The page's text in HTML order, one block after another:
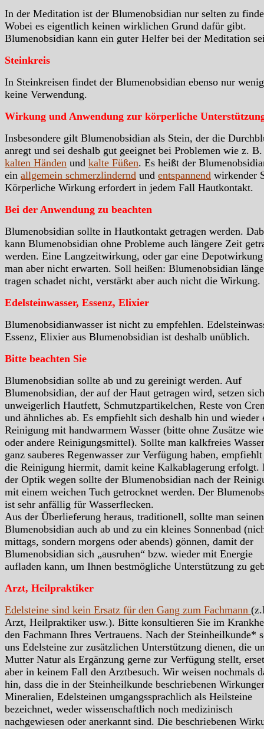
In der Meditation ist der Blumenobsidian nur selten zu
Wobei es eigentlich keinen wirklichen Grund dafür gibt.
Blumenobsidian kann ein guter Helfer bei der Meditation
Steinkreis
In Steinkreisen findet der Blumenobsidian ebenso nur
keine Verwendung.
Wirkung und Anwendung zur körperliche
Insbesondere gilt Blumenobsidian als Stein, der die
anregt und sei deshalb gut geeignet bei Problemen wie z. B.
kalten Händen und kalte Füßen. Es heißt der
ein allgemein schmerzlindernd und entspannend wirkender
Körperliche Wirkung erfordert in jedem Fall Hautkontakt.
Bei der Anwendung zu beachten
Blumenobsidian sollte in Hautkontakt getragen werden.
kann Blumenobsidian ohne Probleme auch längere Zeit
werden. Eine Langzeitwirkung, oder gar eine
man aber nicht erwarten. Soll heißen: Blumenobsidian
tragen schadet nicht, verstärkt aber auch nicht die Wirkung.
Edelsteinwasser, Essenz, Elixier
Blumenobsidianwasser ist nicht zu empfehlen.
Essenz, Elixier aus Blumenobsidian ist deshalb unüblich.
Bitte beachten Sie
Blumenobsidian sollte ab und zu gereinigt werden. Auf
Blumenobsidian, der auf der Haut getragen wird, setzen sich
unweigerlich Hautfett, Schmutzpartikelchen, Reste von
und ähnliches ab. Es empfiehlt sich deshalb hin und wieder
Reinigung mit handwarmem Wasser (bitte ohne Zusätze
oder andere Reinigungsmittel). Sollte man kalkfreies
ganz sauberes Regenwasser zur Verfügung haben,
die Reinigung hiermit, damit keine Kalkablagerung erfolgt.
der Optik wegen sollte der Blumenobsidian nach der
mit einem weichen Tuch getrocknet werden. Der
ist sehr anfällig für Wasserflecken.
Aus der Überlieferung heraus, traditionell, sollte man seinen
Blumenobsidian auch ab und zu ein kleines Sonnenbad
mittags, sondern morgens oder abends) gönnen, damit der
Blumenobsidian sich „ausruhen“ bzw. wieder mit Energie
aufladen kann, um Ihnen bestmögliche Unterstützung zu
Arzt, Heilpraktiker
Edelsteine sind kein Ersatz für den Gang zum Fachmann
Arzt, Heilpraktiker usw.). Bitte konsultieren Sie im
den Fachmann Ihres Vertrauens. Nach der Steinheilkunde*
uns Edelsteine zur zusätzlichen Unterstützung dienen, die
Mutter Natur als Ergänzung gerne zur Verfügung stellt,
aber in keinem Fall den Arztbesuch. Wir weisen nochmals
hin, dass die in der Steinheilkunde beschriebenen
Mineralien, Edelsteinen umgangssprachlich als Heilsteine
bezeichnet, weder wissenschaftlich noch medizinisch
nachgewiesen oder anerkannt sind. Die beschriebenen